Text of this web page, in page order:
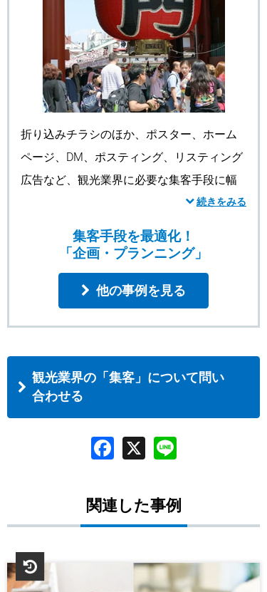
折り込みチラシのほか、ポスター、ホーム
ページ、DM、ポスティング、リスティング
広告など、観光業界に必要な集客手段に幅
広く対応し、それらを適切に組み合わせる
果を創出します。
また、弊社は印刷工場を保有しているた
め、企画構成から取材、編集、撮影、コ
トップ体制で大幅なコストダウンを実現し
続きをみる
集客手段を最適化！
「企画・プランニング」
他の事例を見る
観光業界の「集客」について問い
合わせる
関連した事例